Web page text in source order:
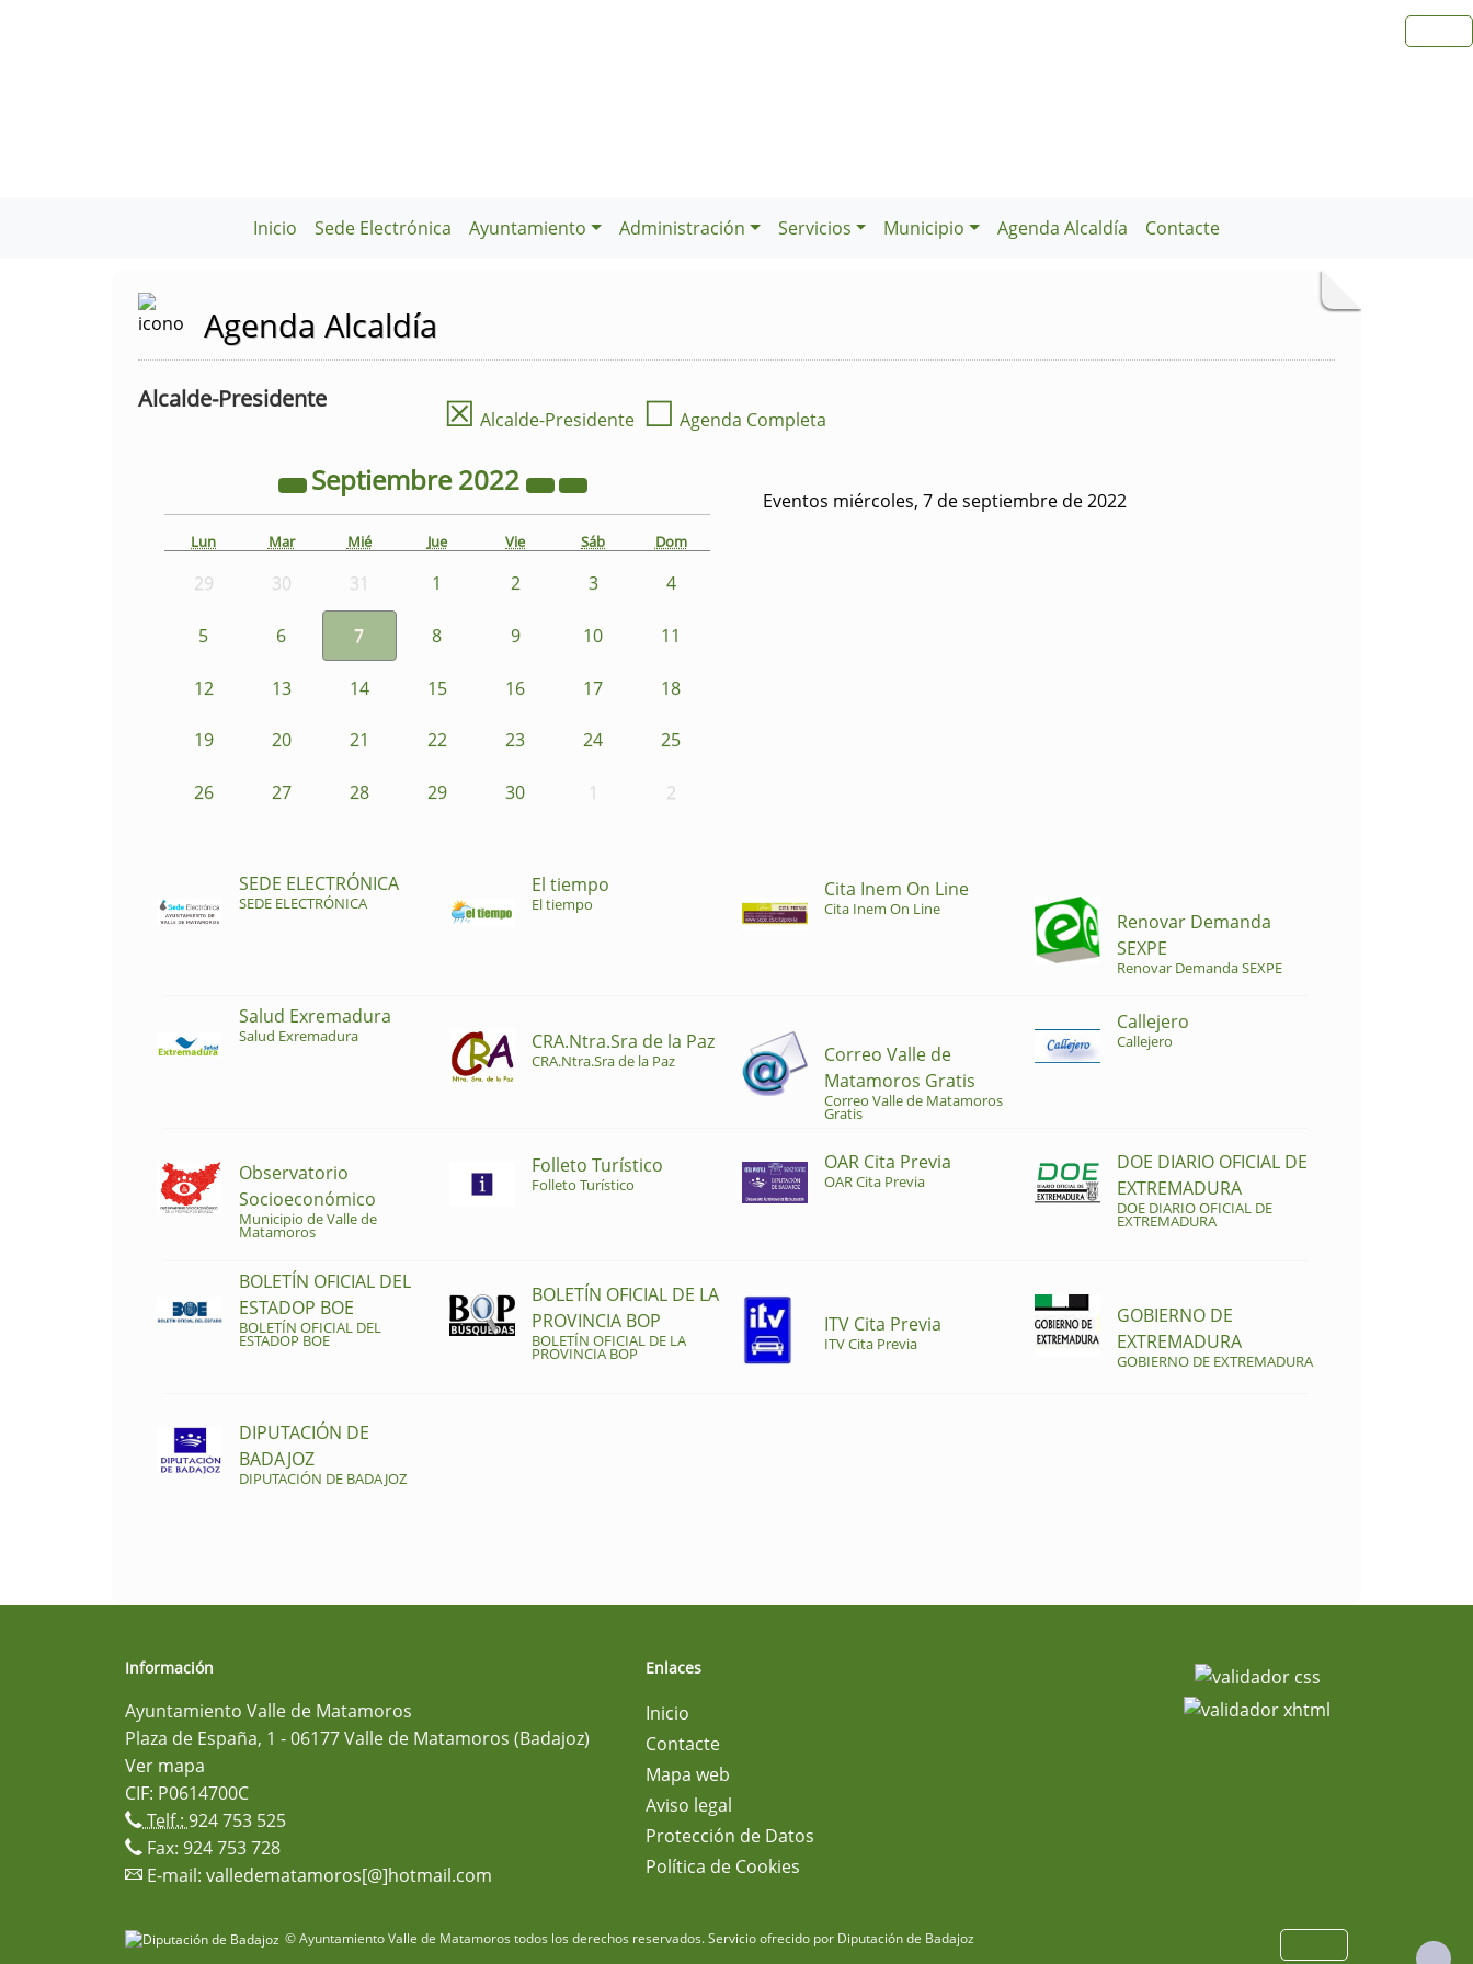
Inicio Sede Electrónica Ayuntamiento Administración Servicios Municipio Agenda Alcaldía Contacte
Agenda Alcaldía
Alcalde-Presidente ☒ Alcalde-Presidente ☐ Agenda Completa
Septiembre2022
Lun Mar Mié Jue Vie Sáb Dom
29 30 31 1 2 3 4
5 6 7 8 9 10 11
12 13 14 15 16 17 18
19 20 21 22 23 24 25
26 27 28 29 30 1 2
Eventos miércoles, 7 de septiembre de 2022
SEDE ELECTRÓNICA
SEDE ELECTRÓNICA
El tiempo
El tiempo
Cita Inem On Line
Cita Inem On Line
Renovar Demanda
SEXPE
Renovar Demanda SEXPE
Salud Exremadura
Salud Exremadura CRA.Ntra.Sra de la Paz
CRA.Ntra.Sra de la Paz
Correo Valle de
Matamoros Gratis
Correo Valle de Matamoros
Gratis
Callejero
Callejero
Observatorio
Socioeconómico
Municipio de Valle de
Matamoros
Folleto Turístico
Folleto Turístico
OAR Cita Previa
OAR Cita Previa
DOE DIARIO OFICIAL DE
EXTREMADURA
DOE DIARIO OFICIAL DE
EXTREMADURA
BOLETÍN OFICIAL DEL
ESTADOP BOE
BOLETÍN OFICIAL DEL
ESTADOP BOE
BOLETÍN OFICIAL DE LA
PROVINCIA BOP
BOLETÍN OFICIAL DE LA
PROVINCIA BOP
ITV Cita Previa
ITV Cita Previa
GOBIERNO DE
EXTREMADURA
GOBIERNO DE EXTREMADURA
DIPUTACIÓN DE
BADAJOZ
DIPUTACIÓN DE BADAJOZ
Información
Ayuntamiento Valle de Matamoros
Plaza de España, 1 - 06177 Valle de Matamoros (Badajoz)
Ver mapa
CIF: P0614700C
Telf.:924 753 525
Fax: 924 753 728
E-mail: valledematamoros[@]hotmail.com
Enlaces
Inicio
Contacte
Mapa web
Aviso legal
Protección de Datos
Política de Cookies
© Ayuntamiento Valle de Matamoros todos los derechos reservados.Servicio ofrecido por Diputación de Badajoz